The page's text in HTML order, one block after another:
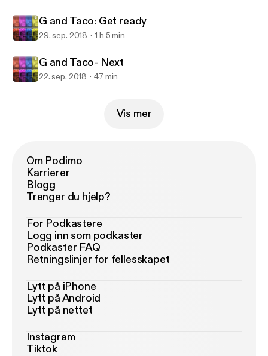
G and Taco: Get ready
29. sep. 2018 1 h 5 min
G and Taco- Next
22. sep. 2018 47 min
Vis mer
Om Podimo
Karrierer
Blogg
Trenger du hjelp?
For Podkastere
Logg inn som podkaster
Podkaster FAQ
Retningslinjer for fellesskapet
Lytt på iPhone
Lytt på Android
Lytt på nettet
Instagram
Tiktok